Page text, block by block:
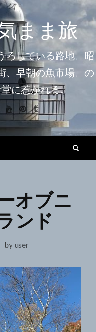
まま旅
ろしている路地、昭
、早朝の魚市場、の
に惹かれる。
InstagramYoutube
Pinterest
Tumblr
オブニ
ンド
| by user